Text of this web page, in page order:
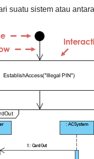
suatu sistem atau